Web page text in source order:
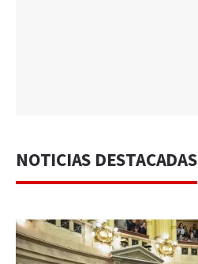
NOTICIAS DESTACADAS